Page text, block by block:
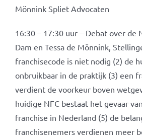
Mönnink Spliet Advocaten
16:30 – 17:30 uur – Debat over de
Dam en Tessa de Mönnink,
franchisecode is niet nodig (2) de
onbruikbaar in de praktijk (3) een
verdient de voorkeur boven
huidige NFC bestaat het gevaar
franchise in Nederland (5) de
franchisenemers verdienen meer